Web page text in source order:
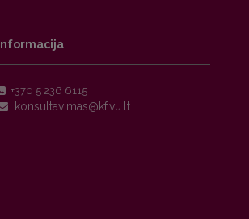
Informacija
+370 5 236 6115